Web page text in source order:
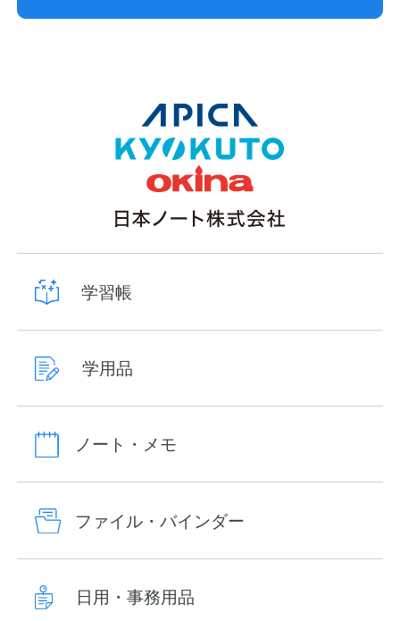
学習帳
学用品
ノート・メモ
ファイル・バインダー
日用・事務用品